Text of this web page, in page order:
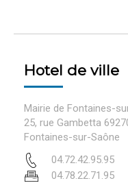
Hotel de ville
Mairie de Fontaines-
25, rue Gambetta
Fontaines-sur-Saône
04.72.42.95.95
04.78.22.71.95